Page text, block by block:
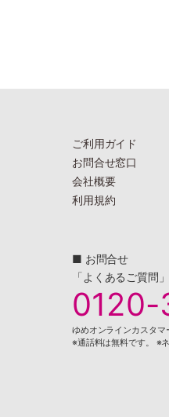
ご利用ガイド
お問合せ窓口
会社概要
利用規約
■ お問合せ
「よくあるご質問
0120-
ゆめオンラインカスタ
※通話料は無料です。 ※